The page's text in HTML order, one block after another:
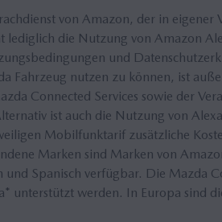
von Amazon, der in
die Nutzung von Amazon
und
Fahrzeug nutzen zu können, ist
Connected Services sowie der
ist auch die Nutzung von
Mobilfunktarif zusätzliche
Marken sind Marken von
und Spanisch verfügbar. Die Mazda
unterstützt werden. In Europa sind